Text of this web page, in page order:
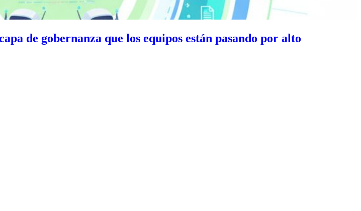
de gobernanza que los equipos están pasando por alto